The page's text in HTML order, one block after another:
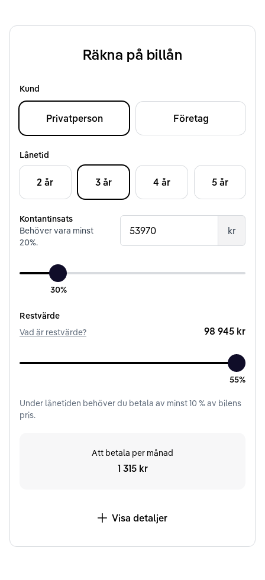
Räkna på billån
Kund
Privatperson Företag
Lånetid
2 år 3 år 4 år 5 år
Kontantinsats
Behöver vara minst
20%.
kr
30%
Restvärde
Vad är restvärde?
98 945 kr
55%
Under lånetiden behöver du betala av minst10% av bilens
pris.
Att betala per månad
1 315 kr
Visa detaljer